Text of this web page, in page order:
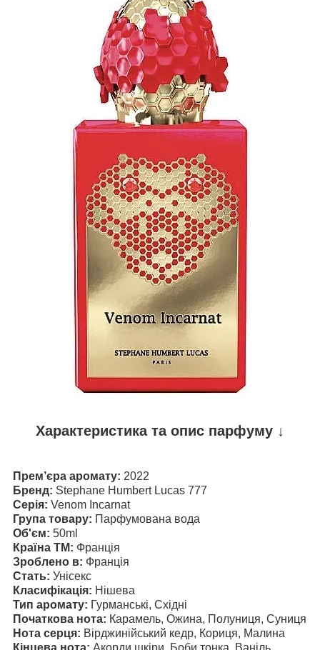
Характеристика та опис парфуму ↓
Прем’єра аромату: 2022
Бренд: Stephane Humbert Lucas 777
Серія: Venom Incarnat
Група товару: Парфумована вода
Об'єм: 50ml
Країна ТМ: Франція
Зроблено в: Франція
Стать: Унісекс
Класифікація: Нішева
Тип аромату: Гурманські, Східні
Початкова нота: Карамель, Ожина, Полуниця, Суниця
Нота серця: Вірджинійський кедр, Кориця, Малина​​​​​​​